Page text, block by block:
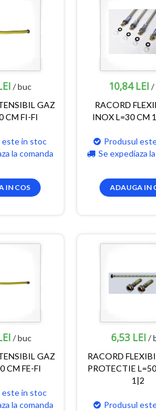
/ buc
GAZ
CM FI-FI
este in stoc
la comanda
IN COS
10,84 LEI /
RACORD
INOX L=30 CM
Produsul
Se expediaza
ADAUGA IN
/ buc
GAZ
CM FE-FI
este in stoc
la comanda
6,53 LEI /
RACORD
PROTECTIE
1|2
Produsul